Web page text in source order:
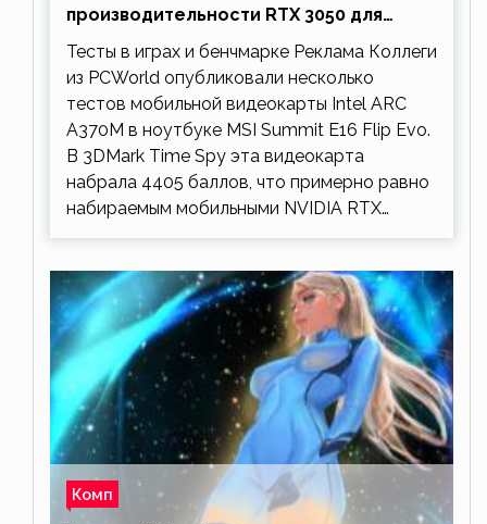
производительности RTX 3050 для
ноутбуков
Тесты в играх и бенчмарке Реклама Коллеги
из PCWorld опубликовали несколько
тестов мобильной видеокарты Intel ARC
A370M в ноутбуке MSI Summit E16 Flip Evo.
В 3DMark Time Spy эта видеокарта
набрала 4405 баллов, что примерно равно
набираемым мобильными NVIDIA RTX…
Комп